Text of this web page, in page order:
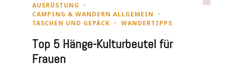
AUSRÜSTUNG
CAMPING & WANDERN ALLGEMEIN
TASCHEN UND GEPÄCK
WANDERTIPPS
Top 5 Hänge-Kulturbeutel für
Frauen